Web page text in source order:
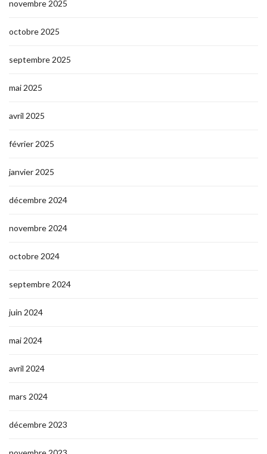
novembre 2025
octobre 2025
septembre 2025
mai 2025
avril 2025
février 2025
janvier 2025
décembre 2024
novembre 2024
octobre 2024
septembre 2024
juin 2024
mai 2024
avril 2024
mars 2024
décembre 2023